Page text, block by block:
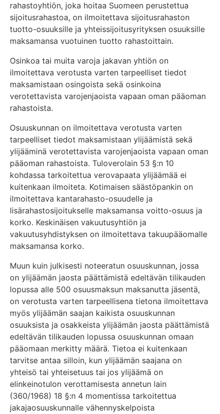
rahastoyhtiön, joka hoitaa Suomeen perustettua
sijoitusrahastoa, on ilmoitettava sijoitusrahaston
tuotto-osuuksille ja yhteissijoitusyrityksen osuuksille
maksamansa vuotuinen tuotto rahastoittain.
Osinkoa tai muita varoja jakavan yhtiön on
ilmoitettava verotusta varten tarpeelliset tiedot
maksamistaan osingoista sekä osinkoina
verotettavista varojenjaoista vapaan oman pääoman
rahastoista.
Osuuskunnan on ilmoitettava verotusta varten
tarpeelliset tiedot maksamistaan ylijäämistä sekä
ylijääminä verotettavista varojenjaoista vapaan oman
pääoman rahastoista. Tuloverolain 53 §:n 10
kohdassa tarkoitettua verovapaata ylijäämää ei
kuitenkaan ilmoiteta. Kotimaisen säästöpankin on
ilmoitettava kantarahasto-osuudelle ja
lisärahastosijoitukselle maksamansa voitto-osuus ja
korko. Keskinäisen vakuutusyhtiön ja
vakuutusyhdistyksen on ilmoitettava takuupääomalle
maksamansa korko.
Muun kuin julkisesti noteeratun osuuskunnan, jossa
on ylijäämän jaosta päättämistä edeltävän tilikauden
lopussa alle 500 osuusmaksun maksanutta jäsentä,
on verotusta varten tarpeellisena tietona ilmoitettava
myös ylijäämän saajan kaikista osuuskunnan
osuuksista ja osakkeista ylijäämän jaosta päättämistä
edeltävän tilikauden lopussa osuuskunnan omaan
pääomaan merkitty määrä. Tietoa ei kuitenkaan
tarvitse antaa silloin, kun ylijäämän saajana on
yhteisö tai yhteisetuus tai jos ylijäämä on
elinkeinotulon verottamisesta annetun lain
(360/1968) 18 §:n 4 momentissa tarkoitettua
jakajaosuuskunnalle vähennyskelpoista